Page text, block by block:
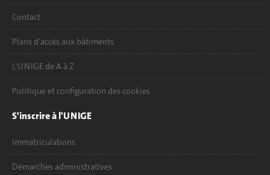
Contact
Plans d'accès aux bâtiments
L'UNIGE de A à Z
Politique et configuration des cookies
S'inscrire à l'UNIGE
Immatriculations
Démarches administratives